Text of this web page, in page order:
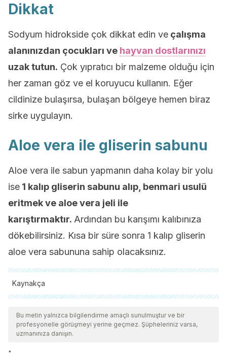
Dikkat
Sodyum hidrokside çok dikkat edin ve çalışma
alanınızdan çocukları ve hayvan dostlarınızı
uzak tutun. Çok yıpratıcı bir malzeme olduğu için
her zaman göz ve el koruyucu kullanın. Eğer
cildinize bulaşırsa, bulaşan bölgeye hemen biraz
sirke uygulayın.
Aloe vera ile gliserin sabunu
Aloe vera ile sabun yapmanın daha kolay bir yolu
ise 1 kalıp gliserin sabunu alıp, benmari usulü
eritmek ve aloe vera jeli ile
karıştırmaktır. Ardından bu karışımı kalıbınıza
dökebilirsiniz. Kısa bir süre sonra 1 kalıp gliserin
aloe vera sabununa sahip olacaksınız.
Kaynakça
Tüm alıntı yapılan kaynaklar, kalitelerini, güvenilirliklerini,
güncelliklerini ve geçerliliklerini sağlamak için ekibimiz
tarafından derinlemesine incelendi. Bu makalenin bibliyografisi
Bu metin yalnızca bilgilendirme amaçlı sunulmuştur ve bir
profesyonelle görüşmeyi yerine geçmez. Şüpheleriniz varsa,
uzmanınıza danışın.